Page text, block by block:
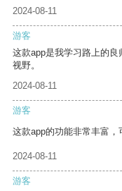
2024-08-11
游客
这款app是我学习路上的
视野。
2024-08-11
游客
这款app的功能非常丰富，
2024-08-11
游客